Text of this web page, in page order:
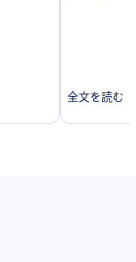
全文を読む